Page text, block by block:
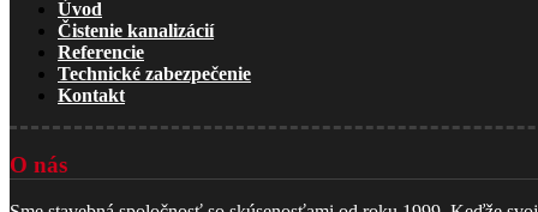
Úvod
Čistenie kanalizácií
Referencie
Technické zabezpečenie
Kontakt
O nás